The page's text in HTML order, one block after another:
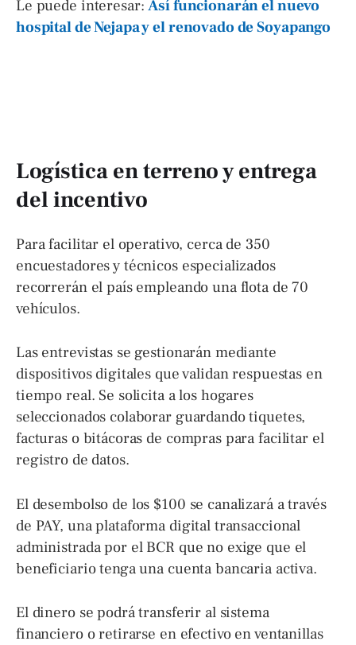
Le puede interesar:Así funcionarán el nuevo
hospital de Nejapa y el renovado de Soyapango
Logística en terreno y entrega
del incentivo
Para facilitar el operativo, cerca de 350
encuestadores y técnicos especializados
recorrerán el país empleando una flota de 70
vehículos.
Las entrevistas se gestionarán mediante
dispositivos digitales que validan respuestas en
tiempo real. Se solicita a los hogares
seleccionados colaborar guardando tiquetes,
facturas o bitácoras de compras para facilitar el
registro de datos.
El desembolso de los $100 se canalizará a través
de PAY, una plataforma digital transaccional
administrada por el BCR que no exige que el
beneficiario tenga una cuenta bancaria activa.
El dinero se podrá transferir al sistema
financiero o retirarse en efectivo en ventanillas